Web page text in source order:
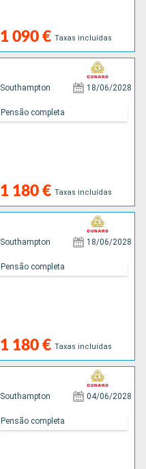
1 090 € Taxas incluídas
Southampton 18/06/2028
1 180 € Taxas incluídas
Pensão completa
Southampton 18/06/2028
1 180 € Taxas incluídas
Pensão completa
Southampton 04/06/2028
Pensão completa